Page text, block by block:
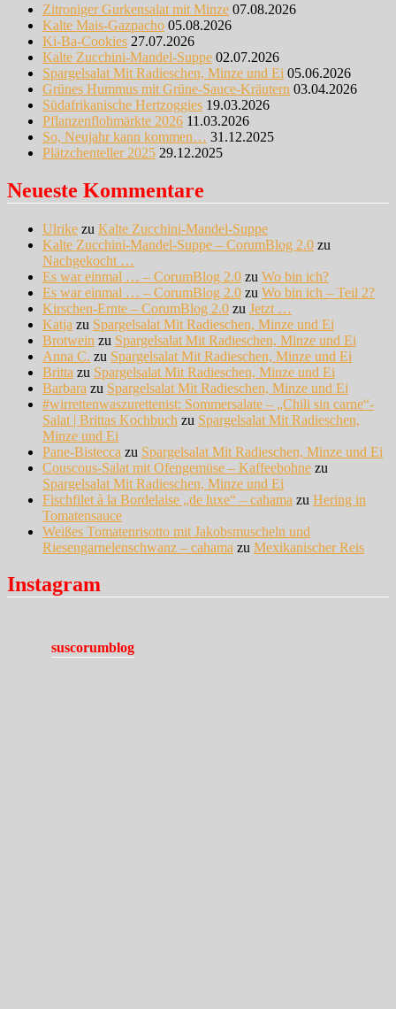
Zitroniger Gurkensalat mit Minze 07.08.2026
Kalte Mais-Gazpacho 05.08.2026
Ki-Ba-Cookies 27.07.2026
Kalte Zucchini-Mandel-Suppe 02.07.2026
Spargelsalat Mit Radieschen, Minze und Ei 05.06.2026
Grünes Hummus mit Grüne-Sauce-Kräutern 03.04.2026
Südafrikanische Hertzoggies 19.03.2026
Pflanzenflohmärkte 2026 11.03.2026
So, Neujahr kann kommen… 31.12.2025
Plätzchenteller 2025 29.12.2025
Neueste Kommentare
Ulrike zu Kalte Zucchini-Mandel-Suppe
Kalte Zucchini-Mandel-Suppe – CorumBlog 2.0 zu
Nachgekocht …
Es war einmal … – CorumBlog 2.0 zu Wo bin ich?
Es war einmal … – CorumBlog 2.0 zu Wo bin ich – Teil 2?
Kirschen-Ernte – CorumBlog 2.0 zu Jetzt …
Katja zu Spargelsalat Mit Radieschen, Minze und Ei
Brotwein zu Spargelsalat Mit Radieschen, Minze und Ei
Anna C. zu Spargelsalat Mit Radieschen, Minze und Ei
Britta zu Spargelsalat Mit Radieschen, Minze und Ei
Barbara zu Spargelsalat Mit Radieschen, Minze und Ei
#wirrettenwaszurettenist: Sommersalate – „Chili sin carne“-
Salat | Brittas Kochbuch zu Spargelsalat Mit Radieschen,
Minze und Ei
Pane-Bistecca zu Spargelsalat Mit Radieschen, Minze und Ei
Couscous-Salat mit Ofengemüse – Kaffeebohne zu
Spargelsalat Mit Radieschen, Minze und Ei
Fischfilet à la Bordelaise „de luxe“ – cahama zu Hering in
Tomatensauce
Weißes Tomatenrisotto mit Jakobsmuscheln und
Riesengarnelenschwanz – cahama zu Mexikanischer Reis
Instagram
suscorumblog